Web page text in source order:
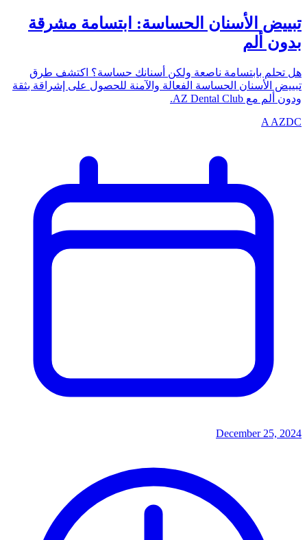
تبييض الأسنان الحساسة: ابتسامة مشرقة
بدون ألم
هل تحلم بابتسامة ناصعة ولكن أسنانك حساسة؟ اكتشف طرق
تبييض الأسنان الحساسة الفعالة والآمنة للحصول على إشراقة بثقة
ودون ألم مع AZ Dental Club.
A AZDC
December 25, 2024